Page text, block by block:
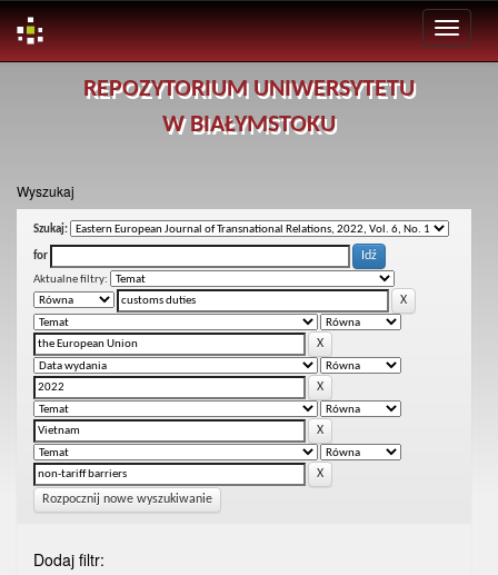
REPOZYTORIUM UNIWERSYTETU
W BIAŁYMSTOKU
Wyszukaj
Szukaj:
for
Aktualne filtry:
Rozpocznij nowe wyszukiwanie
Dodaj filtr: